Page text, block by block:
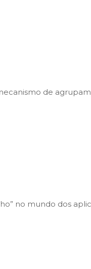
de
no mundo dos